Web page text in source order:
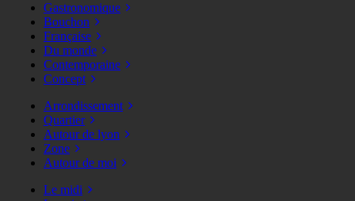
Gastronomique
Bouchon
Française
Du monde
Contemporaine
Concept
Arrondissement
Quartier
Autour de lyon
Zone
Autour de moi
Le midi